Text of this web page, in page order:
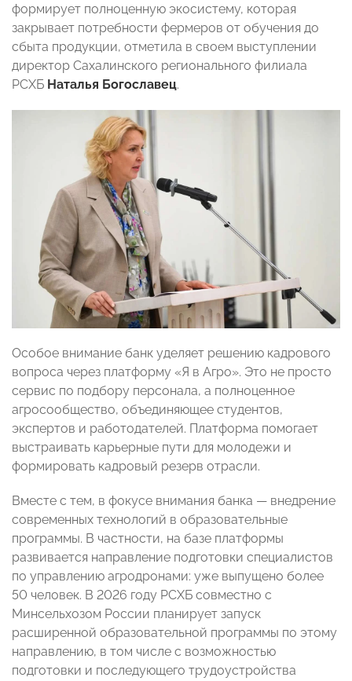
формирует полноценную экосистему, которая
закрывает потребности фермеров от обучения до
сбыта продукции, отметила в своем выступлении
директор Сахалинского регионального филиала
РСХБ Наталья Богославец.
Особое внимание банк уделяет решению кадрового
вопроса через платформу «Я в Агро». Это не просто
сервис по подбору персонала, а полноценное
агросообщество, объединяющее студентов,
экспертов и работодателей. Платформа помогает
выстраивать карьерные пути для молодежи и
формировать кадровый резерв отрасли.
Вместе с тем, в фокусе внимания банка — внедрение
современных технологий в образовательные
программы. В частности, на базе платформы
развивается направление подготовки специалистов
по управлению агродронами: уже выпущено более
50 человек. В 2026 году РСХБ совместно с
Минсельхозом России планирует запуск
расширенной образовательной программы по этому
направлению, в том числе с возможностью
подготовки и последующего трудоустройства